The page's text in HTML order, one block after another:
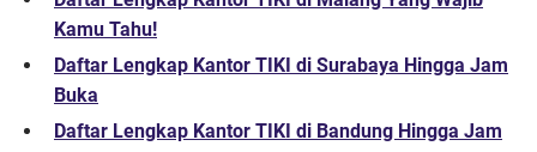
Kamu Tahu!
Daftar Lengkap Kantor TIKI di Surabaya Hingga Jam
Buka
Daftar Lengkap Kantor TIKI di Bandung Hingga Jam